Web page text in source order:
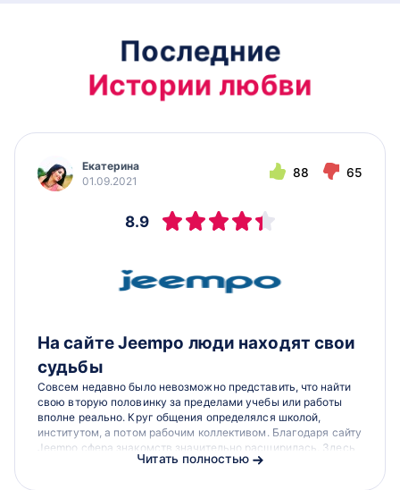
Последние
Истории любви
Екатерина
01.09.2021
88 65
8.9
На сайте Jeempo люди находят свои
судьбы
Совсем недавно было невозможно представить, что найти
свою вторую половинку за пределами учебы или работы
вполне реально. Круг общения определялся школой,
институтом, а потом рабочим коллективом. Благодаря сайту
Jeempo сфера знакомств значительно расширилась. Здесь
люди находят свои судьбы, история Екатерины и...
Читать полностью